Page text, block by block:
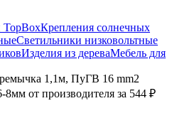
Крепления солнечных
Светильники низковольтные
Изделия из дереваМебель для
1,1м, ПуГВ 16 mm2
от производителя за 544 ₽